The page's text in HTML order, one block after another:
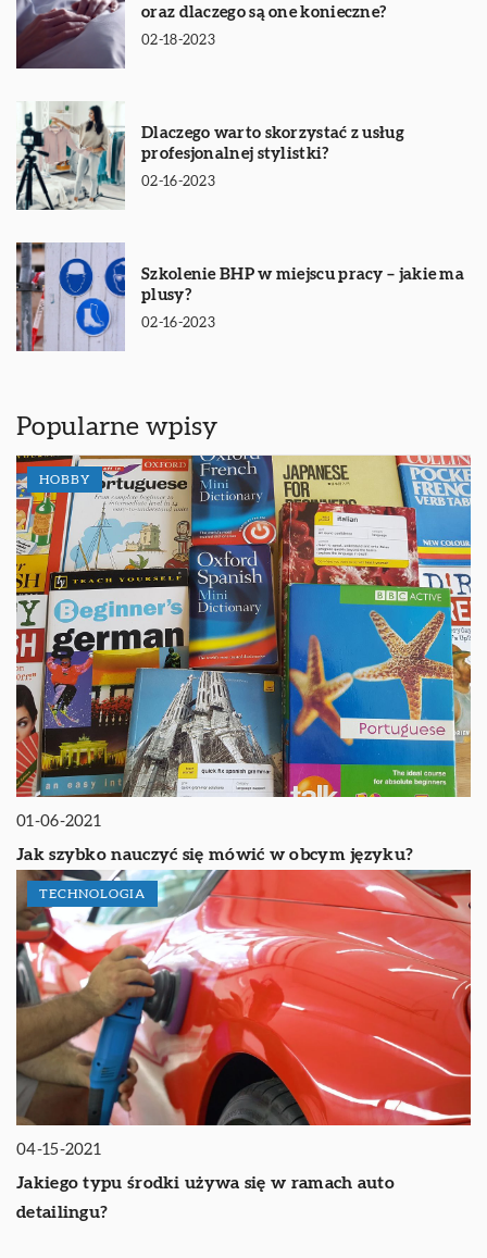
oraz dlaczego są one konieczne?
02-18-2023
Dlaczego warto skorzystać z usług
profesjonalnej stylistki?
02-16-2023
Szkolenie BHP w miejscu pracy – jakie ma
plusy?
02-16-2023
Popularne wpisy
HOBBY
01-06-2021
Jak szybko nauczyć się mówić w obcym języku?
TECHNOLOGIA
04-15-2021
Jakiego typu środki używa się w ramach auto
detailingu?